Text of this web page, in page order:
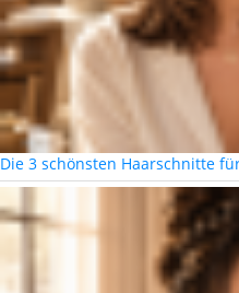
Die 3 schönsten Haarschnitte